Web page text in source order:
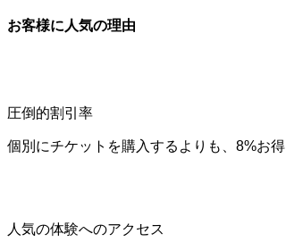
お客様に人気の理由
圧倒的割引率
個別にチケットを購入するよりも、8%お得
人気の体験へのアクセス